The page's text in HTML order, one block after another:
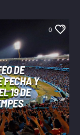
0
DE
FECHA Y
19 DE